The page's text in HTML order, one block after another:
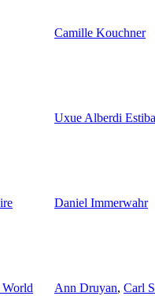
Camille Kouchner
Uxue Alberdi
Daniel Immerwahr
Ann Druyan, Carl